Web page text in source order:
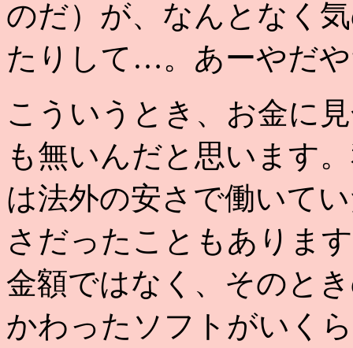
のだ）が、なんとなく
たりして…。あーやだ
こういうとき、お金に
も無いんだと思います
は法外の安さで働いて
さだったこともありま
金額ではなく、そのと
かわったソフトがいく